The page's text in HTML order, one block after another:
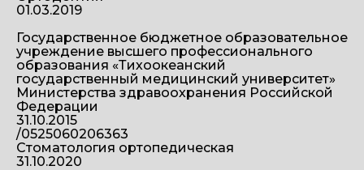
01.03.2019
Государственное бюджетное образовательное
учреждение высшего профессионального
образования «Тихоокеанский
государственный медицинский университет»
Министерства здравоохранения Российской
Федерации
31.10.2015
/0525060206363
Стоматология ортопедическая
31.10.2020